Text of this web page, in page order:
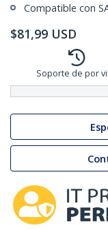
Compatible con
$81,99 USD
Soporte de por